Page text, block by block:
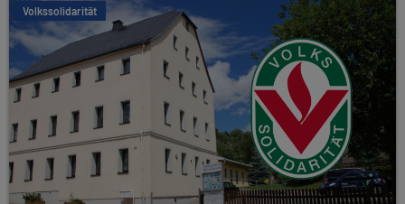
Volkssolidarität